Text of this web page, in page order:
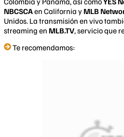
NBCSCAen California y MLB
Unidos. La transmisión en vivo
streaming en MLB.TV, servicio que
Te recomendamos: